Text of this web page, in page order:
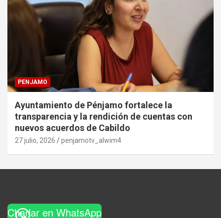
PENJAMO
Ayuntamiento de Pénjamo fortalece la
transparencia y la rendición de cuentas con
nuevos acuerdos de Cabildo
27 julio, 2026 penjamotv_alwim4
Charlar en WhatsApp